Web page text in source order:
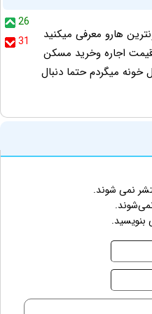
26
31
هارو معرفی میکنید
قیمت اجاره وخرید مسکن
خونه میگردم حتما دنبال
نمی شوند.
بنویسید.